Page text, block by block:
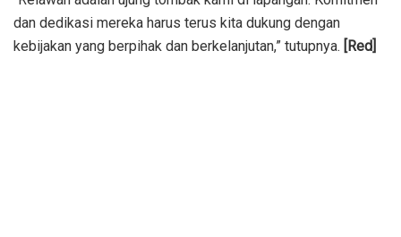
dan dedikasi mereka harus terus kita dukung dengan
kebijakan yang berpihak dan berkelanjutan,” tutupnya. [Red]